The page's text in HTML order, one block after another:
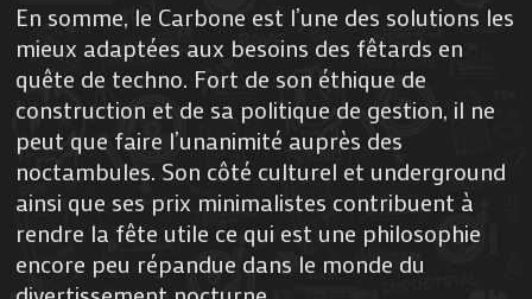
En somme, le Carbone est l’une des solutions les
mieux adaptées aux besoins des fêtards en
quête de techno. Fort de son éthique de
construction et de sa politique de gestion, il ne
peut que faire l’unanimité auprès des
noctambules. Son côté culturel et underground
ainsi que ses prix minimalistes contribuent à
rendre la fête utile ce qui est une philosophie
encore peu répandue dans le monde du